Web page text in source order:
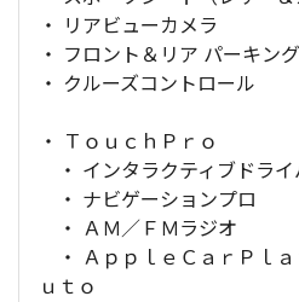
・ リアビューカメラ
・ フロント＆リア パーキン
・ クルーズコントロール
・ ＴｏｕｃｈＰｒｏ
・ インタラクティブドラ
・ ナビゲーションプロ
・ ＡＭ／ＦＭラジオ
・ ＡｐｐｌｅＣａｒＰｌ
ｕｔｏ